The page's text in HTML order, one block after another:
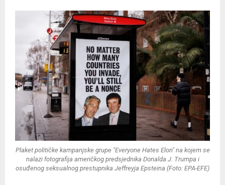
Y
N
U
Plaket političke kampanjske grupe "Everyone Hates Elon" na kojem se
nalazi fotografija američkog predsjednika Donalda J. Trumpa i
osuđenog seksualnog prestupnika Jeffreyja Epsteina (Foto: EPA-EFE)